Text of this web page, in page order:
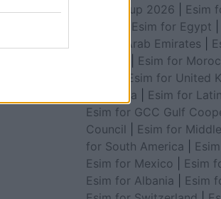
World Cup 2026
Esim
Esim for Egypt
United Arab Emirates
Esim for
Esim for United
for Africa
Esim for
Esim for GCC Gulf
Council
Esim for
for South America
Esim for Mexico
Esim
Esim for Albania
Esim